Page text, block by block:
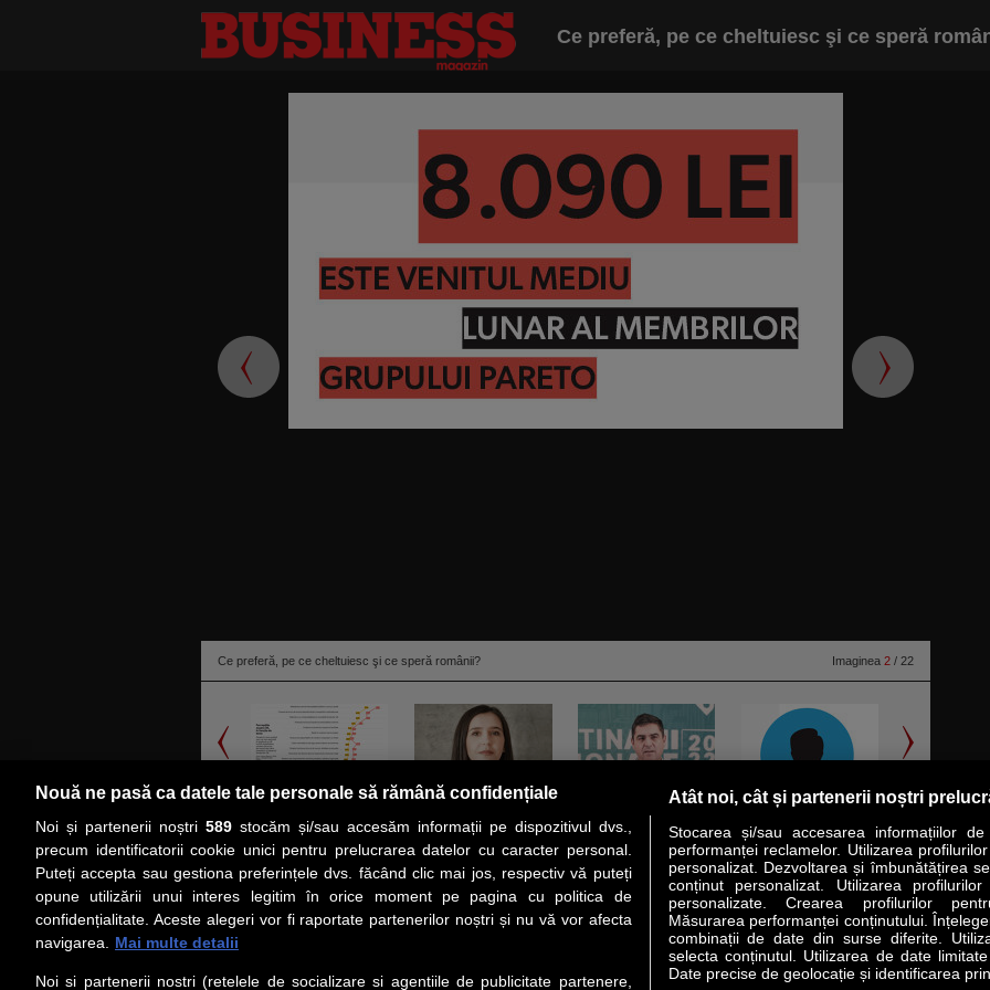
Ce preferă, pe ce cheltuiesc şi ce speră
Ce preferă, pe ce cheltuiesc şi ce speră românii? Imaginea 2 / 22
citeşte toată ştirea
PRIMA PAGINĂ COVER STORY LIDERI ANALIZE HI-TECH MEET THE CEO
Social Servicii
Nouă ne pasă ca datele tale personale să rămână confidențiale
Noi și partenerii noștri 589stocăm și/sau accesăm informații pe dispozitivul dvs.,
precum identificatorii cookie unici pentru prelucrarea datelor cu caracter personal.
Puteți accepta sau gestiona preferințele dvs. făcând clic mai jos, respectiv vă puteți
opune utilizării unui interes legitim în orice moment pe pagina cu politica de
confidențialitate. Aceste alegeri vor fi raportate partenerilor noștri și nu vă vor afecta
navigarea.
Mai multe detalii
Noi si partenerii nostri (retelele de socializare si agentiile de publicitate partenere,
Atât noi, cât și partenerii noștri
Stocarea și/sau accesarea informațiilor
performanței reclamelor. Utilizarea
personalizat. Dezvoltarea și îmbunătățirea
conținut personalizat. Utilizarea
personalizate. Crearea profilurilor
Măsurarea performanței conținutului.
combinații de date din surse diferite.
selecta conținutul. Utilizarea de date
Date precise de geolocație și identificarea